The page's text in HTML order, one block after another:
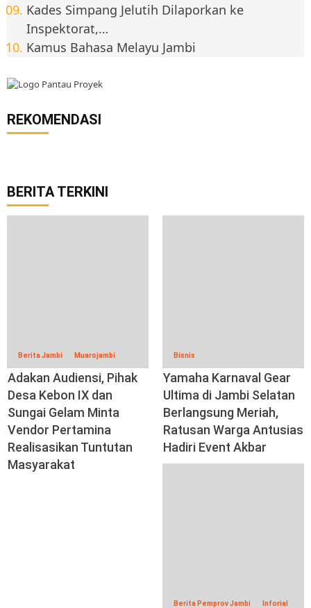
Kades Simpang Jelutih Dilaporkan ke
Inspektorat,…
Kamus Bahasa Melayu Jambi
REKOMENDASI
BERITA TERKINI
Berita Jambi Muarojambi
Adakan Audiensi, Pihak
Desa Kebon IX dan
Sungai Gelam Minta
Vendor Pertamina
Realisasikan Tuntutan
Masyarakat
Bisnis
Yamaha Karnaval Gear
Ultima di Jambi Selatan
Berlangsung Meriah,
Ratusan Warga Antusias
Hadiri Event Akbar
Berita Pemprov Jambi Inforial